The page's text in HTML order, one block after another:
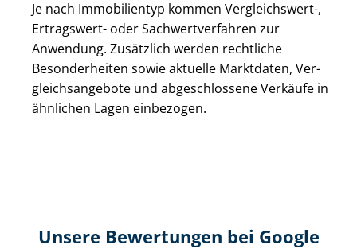
Je nach Immobilientyp kommen Vergleichswert-,
Ertragswert- oder Sach­wert­ver­fah­ren zur
Anwendung. Zusätzlich werden rechtliche
Besonderheiten sowie aktuelle Marktdaten, Ver­
gleichs­an­ge­bo­te und abgeschlossene Verkäufe in
ähnlichen Lagen einbezogen.
Unsere Bewertungen bei Google